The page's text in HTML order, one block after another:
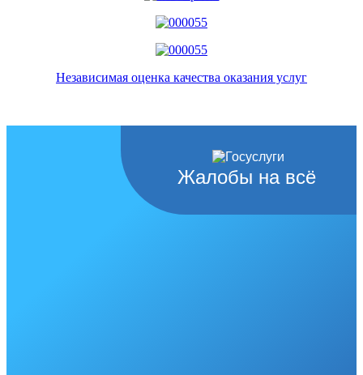
Независимая оценка качества оказания услуг
Жалобы на всё